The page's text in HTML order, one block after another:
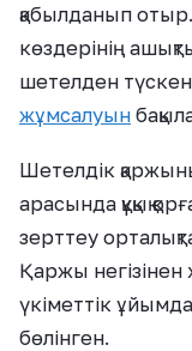
қабылданып
көздерінің
шетелден
жұмсалуын
Шетелдік
арасында құқық
зерттеу
Қаржы негізінен
үкіметтік
бөлінген.